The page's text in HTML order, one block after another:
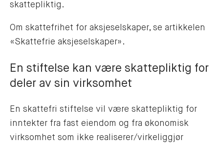
skattepliktig.
Om skattefrihet for aksjeselskaper, se artikkelen
«Skattefrie aksjeselskaper».
En stiftelse kan være skattepliktig for
deler av sin virksomhet
En skattefri stiftelse vil være skattepliktig for
inntekter fra fast eiendom og fra økonomisk
virksomhet som ikke realiserer/virkeliggjør